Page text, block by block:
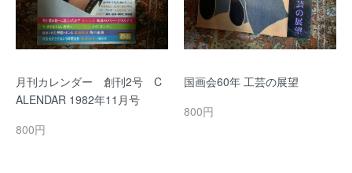
月刊カレンダー 創刊2号 C
ALENDAR 1982年11月号
800円
国画会60年 工芸の展望
800円